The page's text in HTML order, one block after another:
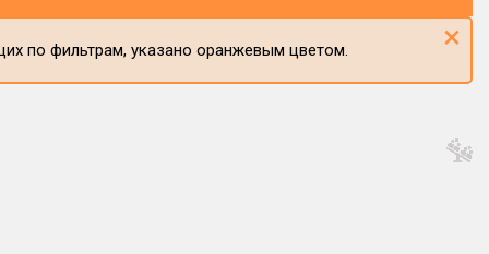
по фильтрам, указано оранжевым цветом. ×